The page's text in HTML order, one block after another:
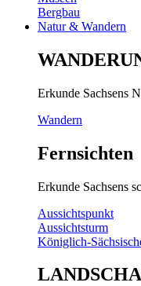
Bergbau
Natur & Wandern
Erkunde Sachsens
Wandern
Fernsichten
Erkunde Sachsens
Aussichtspunkt
Aussichtsturm
Königlich-